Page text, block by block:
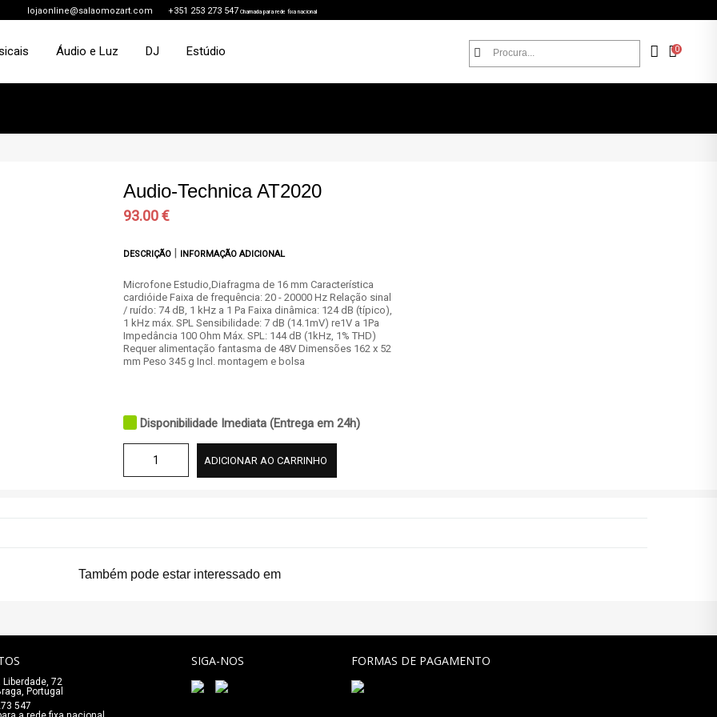
lojaonline@salaomozart.com +351 253 273 547 Chamada para rede fixa nacional
Áudio e Luz DJ Estúdio 0
Audio-Technica AT2020
93.00 €
DESCRIÇÃO | INFORMAÇÃO ADICIONAL
Microfone Estudio,Diafragma de 16 mm Característica
cardióide Faixa de frequência: 20 - 20000 Hz Relação sinal
/ ruído: 74 dB, 1 kHz a 1 Pa Faixa dinâmica: 124 dB (típico),
1 kHz máx. SPL Sensibilidade: 7 dB (14.1mV) re1V a 1Pa
Impedância 100 Ohm Máx. SPL: 144 dB (1kHz, 1% THD)
Requer alimentação fantasma de 48V Dimensões 162 x 52
mm Peso 345 g Incl. montagem e bolsa
Disponibilidade Imediata (Entrega em 24h)
ADICIONAR AO CARRINHO
Também pode estar interessado em
Liberdade, 72
Portugal
547
SIGA-NOS FORMAS DE PAGAMENTO